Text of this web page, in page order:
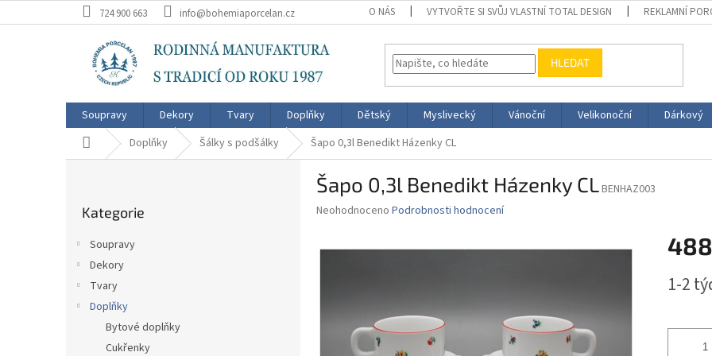
na
724 900 663 info@bohemiaporcelan.cz O NÁS VYTVOŘTE SI SVŮJ VLASTNÍ TOTAL DESIGN REKLAMNÍ
HLEDAT
Soupravy Dekory Tvary Doplňky Dětský Myslivecký Vánoční Velikonoční Dárkový
Domů Doplňky Šálky s podšálky Šapo 0,3l Benedikt Házenky CL
kategorie
Kategorie
Soupravy
Dekory
Tvary
Doplňky
Bytové doplňky
Cukřenky
Šapo 0,3l Benedikt Házenky CLBENHAZ003
Průměrné
Neohodnoceno Podrobnosti hodnocení
cena:
1-2